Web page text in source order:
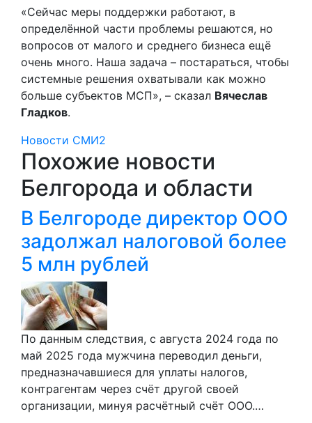
«Сейчас меры поддержки работают, в
определённой части проблемы решаются, но
вопросов от малого и среднего бизнеса ещё
очень много. Наша задача – постараться, чтобы
системные решения охватывали как можно
больше субъектов МСП», – сказал Вячеслав
Гладков.
Новости СМИ2
Похожие новости
Белгорода и области
В Белгороде директор ООО
задолжал налоговой более
5 млн рублей
По данным следствия, с августа 2024 года по
май 2025 года мужчина переводил деньги,
предназначавшиеся для уплаты налогов,
контрагентам через счёт другой своей
организации, минуя расчётный счёт ООО.…